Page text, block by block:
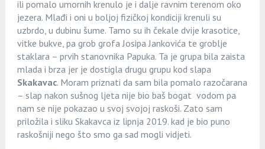
ili pomalo umornih krenulo je i dalje ravnim terenom oko
jezera. Mlađi i oni u boljoj fizičkoj kondiciji krenuli su
uzbrdo, u dubinu šume. Tamo su ih čekale dvije krasotice,
vitke bukve, pa grob grofa Josipa Jankovića te groblje
staklara – prvih stanovnika Papuka. Ta je grupa bila zaista
mlada i brza jer je dostigla drugu grupu kod slapa
Skakavac. Moram priznati da sam bila pomalo razočarana
– slap nakon sušnog ljeta nije bio baš bogat vodom pa
nam se nije pokazao u svoj svojoj raskoši. Zato sam
priložila i sliku Skakavca iz lipnja 2019. kad je bio puno
raskošniji nego što smo ga sad mogli vidjeti.